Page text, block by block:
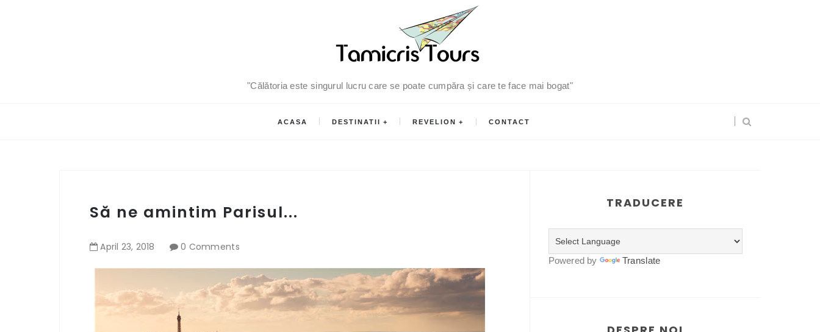
"Călătoria este singurul lucru care se poate cumpăra și care te face mai bogat"
ACASA DESTINATII REVELION CONTACT
Să ne amintim Parisul...
April 23, 2018 0 Comments
TRADUCERE
Powered by Translate